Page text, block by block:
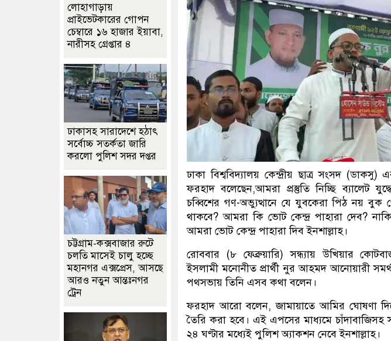
ঢাকা বিশ্ববিদ্যালয় কেন্দ্রীয় ছাত্র সংসদ
ফরহাদ বলেছেন,আমরা প্রস্তুতি নিচ্ছি ব্যালেট
চব্বিশের গণ-অভ্যুত্থানে যে যুবকেরা পিঠ নয়
থাকবে? আমরা কি ভোট কেন্দ্র পাহারা দেব?
আমরা ভোট কেন্দ্র পাহারা দিব ইনশাল্লাহ।
রোববার (৮ ফেব্রুয়ারি) সন্ধ্যায় উখিয়ার
ইসলামী মনোনীত প্রার্থী নুর আহমদ আনোয়ারী
পথসভায় তিনি এসব কথা বলেন।
ফরহাদ আরো বলেন, জামায়াতে আমির ঘোষণা
তৈরি করা হবে। এই এপসের মাধ্যমে
২৪ ঘণ্টার মধ্যেই পুলিশ অ্যাকশন নেবে ইনশাল্লাহ।
লোহাগাড়ায়
প্রাইভেটকারের গোপন
চেম্বারে ১৬ হাজার ইয়াবা,
নারীসহ গ্রেপ্তার ৪
ঢাকাসহ সারাদেশে হঠাৎ
সর্বোচ্চ সতর্কতা জা‌রি
করলো পুলিশ সদর দপ্তর
চট্টগ্রাম-কক্সবাজার রুটে
চলতি মাসেই চালু হচ্ছে
মহানগর এক্সপ্রেস, আসছে
আরও নতুন আন্তঃনগর
ট্রেন